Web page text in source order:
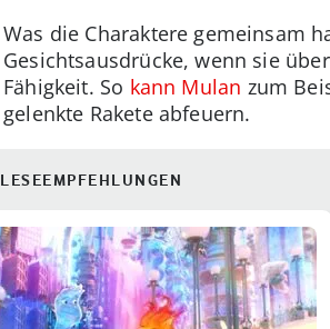
Was die Charaktere gemeinsam
Gesichtsausdrücke, wenn sie
Fähigkeit. So kann Mulan zum
gelenkte Rakete abfeuern.
LESEEMPFEHLUNGEN